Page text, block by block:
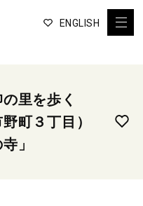
ENGLISH
の里を歩く
町３丁目）
」